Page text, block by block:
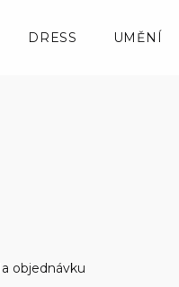
DRESS UMĚNÍ
objednávku